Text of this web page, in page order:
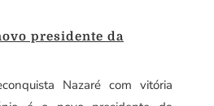
presidente da
Nazaré com vitória